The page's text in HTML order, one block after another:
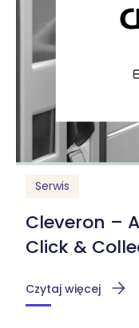
Serwis
Cleveron –
Click &
Czytaj więcej